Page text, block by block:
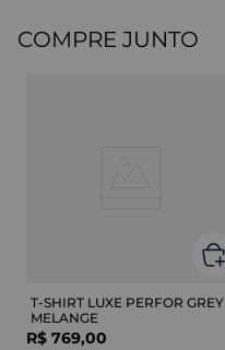
COMPRE JUNTO
T-SHIRT LUXE PERFOR GREY
MELANGE
R$ 769,00